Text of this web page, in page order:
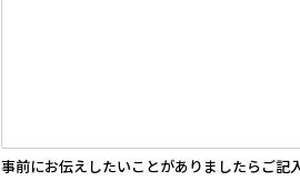
事前にお伝えしたいことがありましたらご記